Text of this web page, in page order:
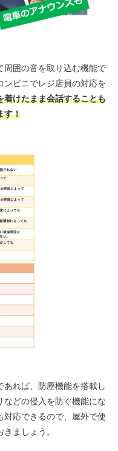
周囲の音を取り込む機能で
ンビニでレジ店員の対応を
着けたまま会話することも
す！
れば、防塵機能を搭載し
などの侵入を防ぐ機能にな
対応できるので、屋外で使
ましょう。